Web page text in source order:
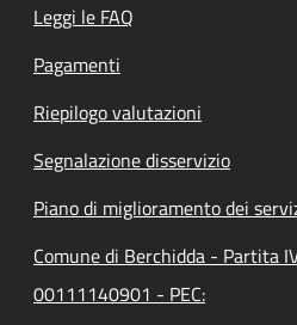
Leggi le FAQ
Pagamenti
Riepilogo valutazioni
Segnalazione disservizio
Piano di miglioramento dei
Comune di Berchidda - Partita
00111140901 - PEC: